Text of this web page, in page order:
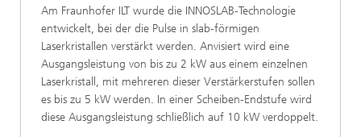
Am Fraunhofer ILT wurde die INNOSLAB-Technologie
entwickelt, bei der die Pulse in slab-förmigen
Laserkristallen verstärkt werden. Anvisiert wird eine
Ausgangsleistung von bis zu 2 kW aus einem einzelnen
Laserkristall, mit mehreren dieser Verstärkerstufen sollen
es bis zu 5 kW werden. In einer Scheiben-Endstufe wird
diese Ausgangsleistung schließlich auf 10 kW verdoppelt.